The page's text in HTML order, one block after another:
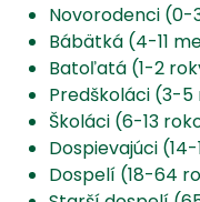
Novorodenci (0-
Bábätká (4-11
Batoľatá (1-2
Predškoláci (3-5
Školáci (6-13
Dospievajúci
Dospelí (18-64